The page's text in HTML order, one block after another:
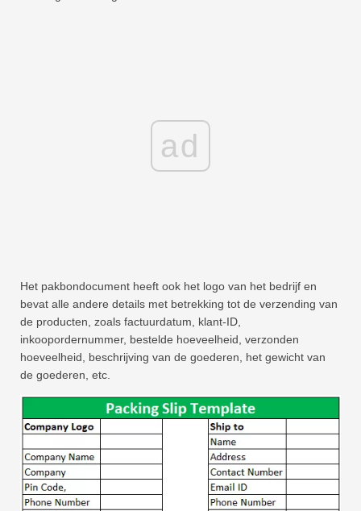
ad
Het pakbondocument heeft ook het logo van het bedrijf en
bevat alle andere details met betrekking tot de verzending van
de producten, zoals factuurdatum, klant-ID,
inkoopordernummer, bestelde hoeveelheid, verzonden
hoeveelheid, beschrijving van de goederen, het gewicht van
de goederen, etc.